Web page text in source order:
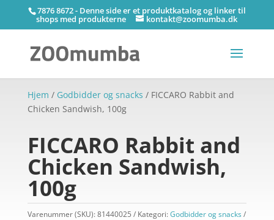
7876 8672 - Denne side er et produktkatalog og linker til
shops med produkterne kontakt@zoomumba.dk
Hjem / Godbidder og snacks / FICCARO Rabbit and
Chicken Sandwish, 100g
FICCARO Rabbit and
Chicken Sandwish,
100g
Varenummer (SKU):81440025 Kategori:Godbidder og snacks